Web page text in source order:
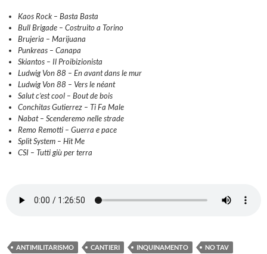
Kaos Rock – Basta Basta
Bull Brigade – Costruito a Torino
Brujeria – Marijuana
Punkreas – Canapa
Skiantos – Il Proibizionista
Ludwig Von 88 – En avant dans le mur
Ludwig Von 88 – Vers le néant
Salut c’est cool – Bout de bois
Conchitas Gutierrez – Ti Fa Male
Nabat – Scenderemo nelle strade
Remo Remotti – Guerra e pace
Split System – Hit Me
CSI – Tutti giù per terra
ANTIMILITARISMO CANTIERI INQUINAMENTO
NO TAV